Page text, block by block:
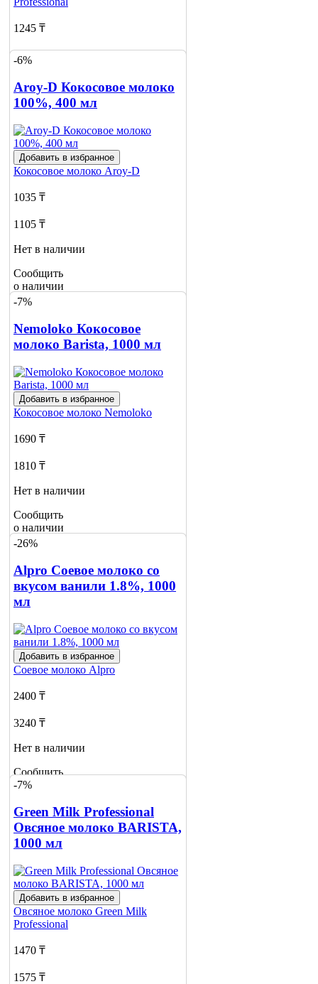
1245 ₸
1330 ₸
Нет в наличии
Сообщить
2
-6%
Aroy-D Кокосовое молоко
100%, 400 мл
Добавить в избранное
Кокосовое молоко Aroy-D
1035 ₸
1105 ₸
Нет в наличии
Сообщить
о наличии
1
-7%
Nemoloko Кокосовое
молоко Barista, 1000 мл
Добавить в избранное
Кокосовое молоко Nemoloko
1690 ₸
1810 ₸
Нет в наличии
Сообщить
о наличии
1
-26%
Alpro Соевое молоко со
вкусом ванили 1.8%, 1000
мл
Добавить в избранное
Соевое молоко Alpro
2400 ₸
3240 ₸
Нет в наличии
Сообщить
о наличии
-7%
Green Milk Professional
Овсяное молоко BARISTA,
1000 мл
Добавить в избранное
Овсяное молоко Green Milk
Professional
1470 ₸
1575 ₸